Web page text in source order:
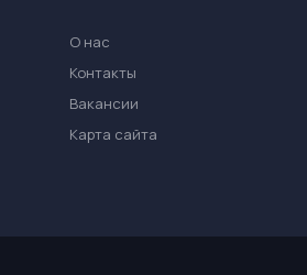
О нас
Контакты
Вакансии
Карта сайта